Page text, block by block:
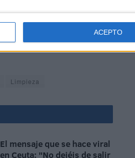
ACEPTO
Limpieza
El mensaje que se hace viral
en Ceuta: "No dejéis de salir